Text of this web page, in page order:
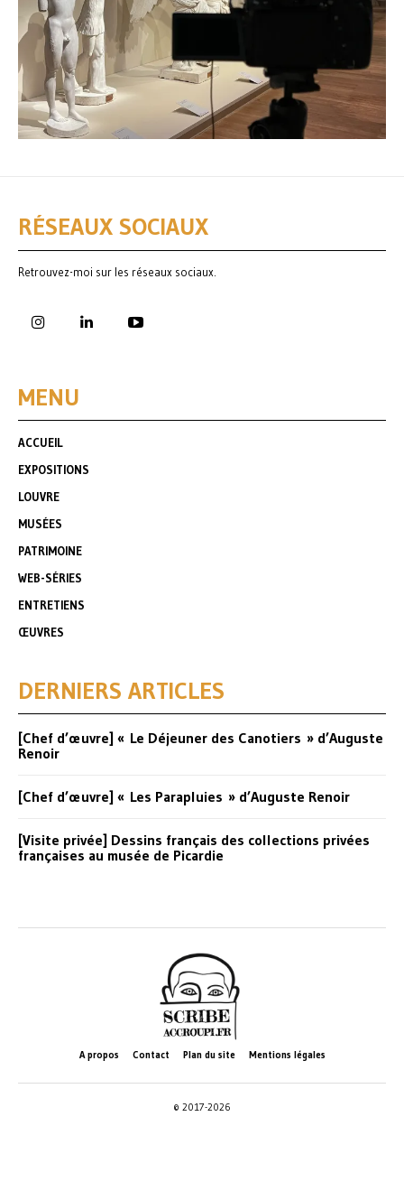
RÉSEAUX SOCIAUX
Retrouvez-moi sur les réseaux sociaux.
MENU
ACCUEIL
EXPOSITIONS
LOUVRE
MUSÉES
PATRIMOINE
WEB-SÉRIES
ENTRETIENS
ŒUVRES
DERNIERS ARTICLES
[Chef d’œuvre] « Le Déjeuner des Canotiers » d’Auguste
Renoir
[Chef d’œuvre] « Les Parapluies » d’Auguste Renoir
[Visite privée] Dessins français des collections privées
françaises au musée de Picardie
A propos Contact Plan du site Mentions légales
© 2017-2026